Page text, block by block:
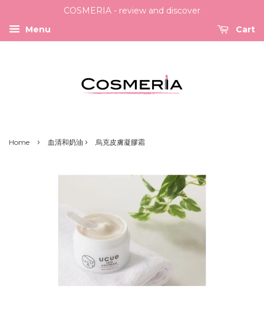
COSMERIA - review and discover
Menu
Cart
Home › 血清和奶油 › 烏克皮膚凝膠霜